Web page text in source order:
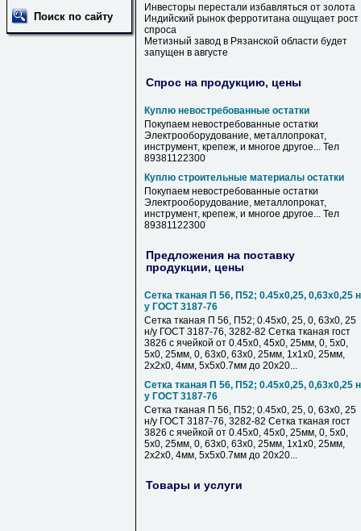
Поиск по сайту
Инвесторы перестали избавляться от золота
Индийский рынок ферротитана ощущает рост
спроса
Метизный завод в Рязанской области будет
запущен в августе
Спрос на продукцию, цены
Куплю невостребованные остатки
Покупаем невостребованные остатки
Электрооборудование, металлопрокат,
инструмент, крепеж, и многое другое... Тел
89381122300
Куплю строительные материалы остатки
Покупаем невостребованные остатки
Электрооборудование, металлопрокат,
инструмент, крепеж, и многое другое... Тел
89381122300
Предложения на поставку
продукции, цены
Сетка тканая П 56, П52; 0.45х0,25, 0,63х0,25
у ГОСТ 3187-76
Сетка тканая П 56, П52; 0.45х0, 25, 0, 63х0, 25
н/у ГОСТ 3187-76, 3282-82 Сетка тканая гост
3826 с ячейкой от 0.45х0, 45х0, 25мм, 0, 5х0,
5х0, 25мм, 0, 63х0, 63х0, 25мм, 1х1х0, 25мм,
2х2х0, 4мм, 5х5х0.7мм до 20х20...
Сетка тканая П 56, П52; 0.45х0,25, 0,63х0,25
у ГОСТ 3187-76
Сетка тканая П 56, П52; 0.45х0, 25, 0, 63х0, 25
н/у ГОСТ 3187-76, 3282-82 Сетка тканая гост
3826 с ячейкой от 0.45х0, 45х0, 25мм, 0, 5х0,
5х0, 25мм, 0, 63х0, 63х0, 25мм, 1х1х0, 25мм,
2х2х0, 4мм, 5х5х0.7мм до 20х20...
Товары и услуги